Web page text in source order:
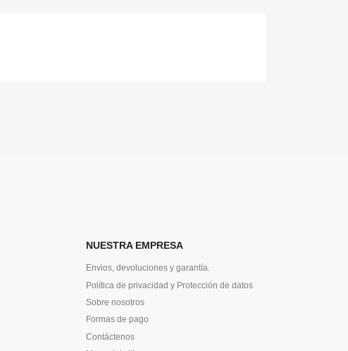
NUESTRA EMPRESA
Envios, devoluciones y garantía.
Política de privacidad y Protección de datos
Sobre nosotros
Formas de pago
Contáctenos